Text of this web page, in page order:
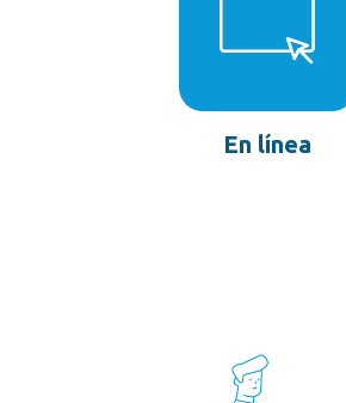
En línea